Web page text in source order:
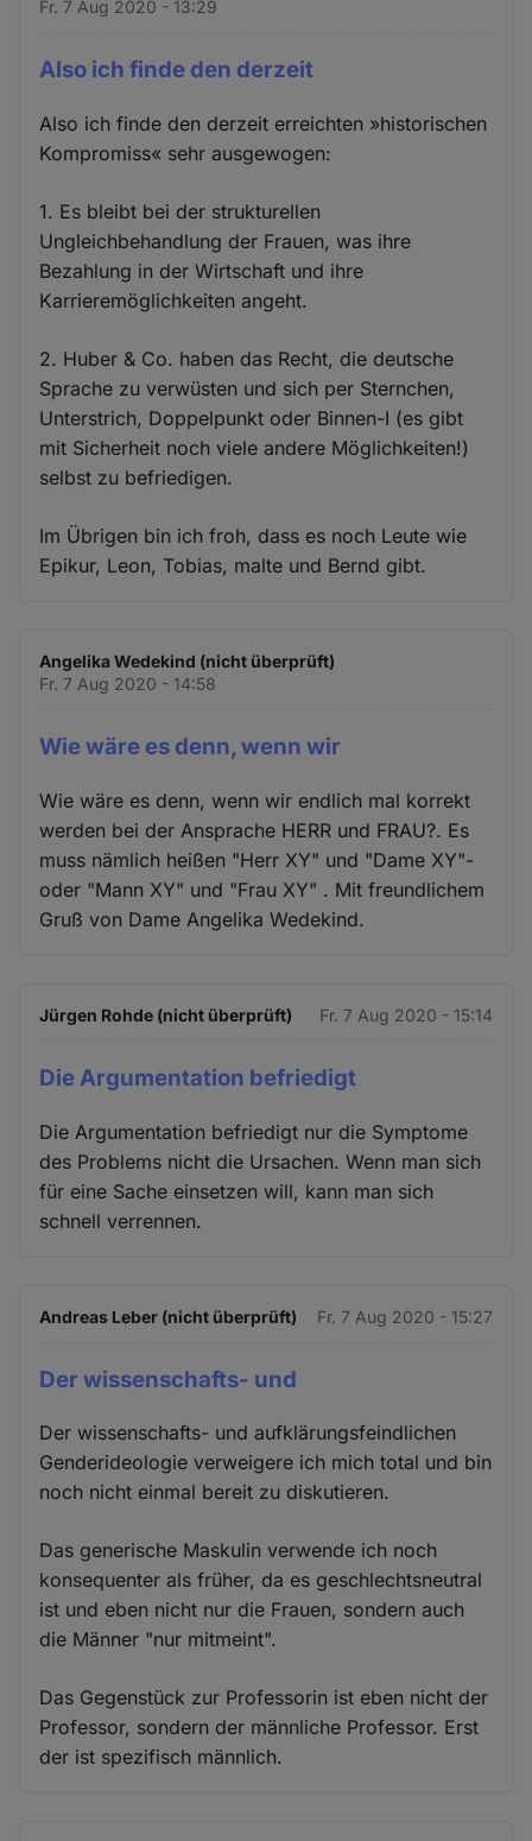
Fr. 7 Aug 2020 - 13:29
Also ich finde den derzeit
Also ich finde den derzeit erreichten »historischen
Kompromiss« sehr ausgewogen:
1. Es bleibt bei der strukturellen
Ungleichbehandlung der Frauen, was ihre
Bezahlung in der Wirtschaft und ihre
Karrieremöglichkeiten angeht.
2. Huber & Co. haben das Recht, die deutsche
Sprache zu verwüsten und sich per Sternchen,
Unterstrich, Doppelpunkt oder Binnen-I (es gibt
mit Sicherheit noch viele andere Möglichkeiten!)
selbst zu befriedigen.
Im Übrigen bin ich froh, dass es noch Leute wie
Epikur, Leon, Tobias, malte und Bernd gibt.
Angelika Wedekind (nicht überprüft)
Fr. 7 Aug 2020 - 14:58
Wie wäre es denn, wenn wir
Wie wäre es denn, wenn wir endlich mal korrekt
werden bei der Ansprache HERR und FRAU?. Es
muss nämlich heißen "Herr XY" und "Dame XY"-
oder "Mann XY" und "Frau XY" . Mit freundlichem
Gruß von Dame Angelika Wedekind.
Jürgen Rohde (nicht überprüft) Fr. 7 Aug 2020 - 15:14
Die Argumentation befriedigt
Die Argumentation befriedigt nur die Symptome
des Problems nicht die Ursachen. Wenn man sich
für eine Sache einsetzen will, kann man sich
schnell verrennen.
Andreas Leber (nicht überprüft) Fr. 7 Aug 2020 - 15:27
Der wissenschafts- und
Der wissenschafts- und aufklärungsfeindlichen
Genderideologie verweigere ich mich total und bin
noch nicht einmal bereit zu diskutieren.
Das generische Maskulin verwende ich noch
konsequenter als früher, da es geschlechtsneutral
ist und eben nicht nur die Frauen, sondern auch
die Männer "nur mitmeint".
Das Gegenstück zur Professorin ist eben nicht der
Professor, sondern der männliche Professor. Erst
der ist spezifisch männlich.